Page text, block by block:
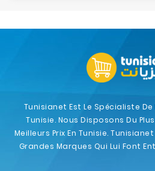
Tunisianet Est Le Spécialiste De
Tunisie. Nous Disposons Du
Meilleurs Prix En Tunisie.
Grandes Marques Qui Lui Font